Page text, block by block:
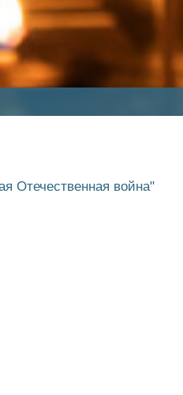
Отечественная война"